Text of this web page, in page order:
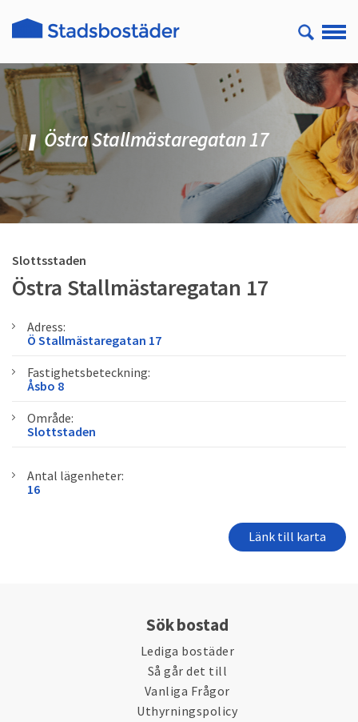
Östra Stallmästaregatan 17
Slottsstaden
Östra Stallmästaregatan 17
Adress:
Ö Stallmästaregatan 17
Fastighetsbeteckning:
Åsbo 8
Område:
Slottstaden
Antal lägenheter:
16
Länk till karta
Sök bostad
Lediga bostäder
Så går det till
Vanliga Frågor
Uthyrningspolicy